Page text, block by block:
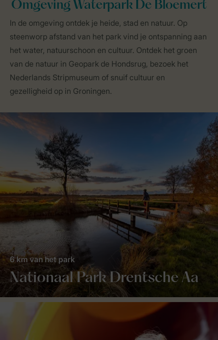
Omgeving Waterpark De Bloemert
In de omgeving ontdek je heide, stad en natuur. Op
steenworp afstand van het park vind je ontspanning aan
het water, natuurschoon en cultuur. Ontdek het groen
van de natuur in Geopark de Hondsrug, bezoek het
Nederlands Stripmuseum of snuif cultuur en
gezelligheid op in Groningen.
Nationaal Park Drentsche Aa
6 km van het park